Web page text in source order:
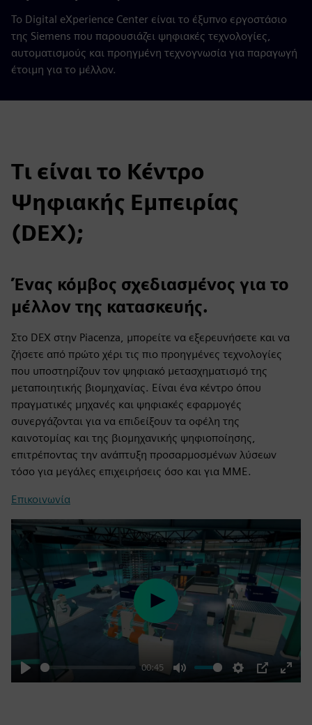
Το Digital eXperience Center είναι το έξυπνο εργοστάσιο
της Siemens που παρουσιάζει ψηφιακές τεχνολογίες,
αυτοματισμούς και προηγμένη τεχνογνωσία για παραγωγή
έτοιμη για το μέλλον.
Τι είναι το Κέντρο
Ψηφιακής Εμπειρίας
(DEX);
Ένας κόμβος σχεδιασμένος για το
μέλλον της κατασκευής.
Στο DEX στην Piacenza, μπορείτε να εξερευνήσετε και να
ζήσετε από πρώτο χέρι τις πιο προηγμένες τεχνολογίες
που υποστηρίζουν τον ψηφιακό μετασχηματισμό της
μεταποιητικής βιομηχανίας. Είναι ένα κέντρο όπου
πραγματικές μηχανές και ψηφιακές εφαρμογές
συνεργάζονται για να επιδείξουν τα οφέλη της
καινοτομίας και της βιομηχανικής ψηφιοποίησης,
επιτρέποντας την ανάπτυξη προσαρμοσμένων λύσεων
τόσο για μεγάλες επιχειρήσεις όσο και για ΜΜΕ.
Επικοινωνία
Play
00:45
Mute Settings
PIP
Enter
Play